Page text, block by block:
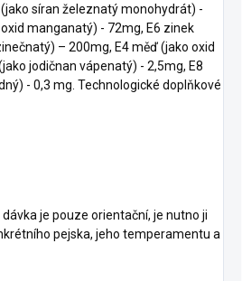
síran železnatý monohydrát) -
manganatý) - 72mg, E6 zinek
– 200mg, E4 měď (jako oxid
jodičnan vápenatý) - 2,5mg, E8
- 0,3 mg. Technologické doplňkové
je pouze orientační, je nutno ji
pejska, jeho temperamentu a